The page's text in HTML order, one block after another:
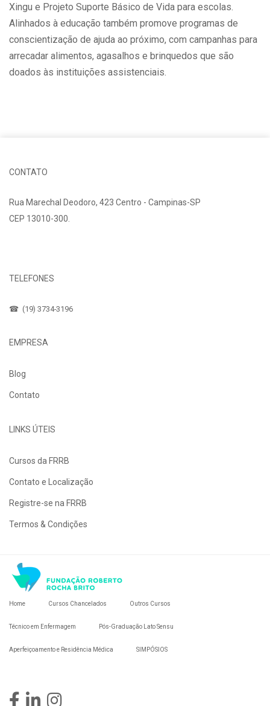
Xingu e Projeto Suporte Básico de Vida para escolas.
Alinhados à educação também promove programas de
conscientização de ajuda ao próximo, com campanhas para
arrecadar alimentos, agasalhos e brinquedos que são
doados às instituições assistenciais.
CONTATO
Rua Marechal Deodoro, 423 Centro - Campinas-SP
CEP 13010-300.
TELEFONES
☎ (19) 3734-3196
EMPRESA
Blog
Contato
LINKS ÚTEIS
Cursos da FRRB
Contato e Localização
Registre-se na FRRB
Termos & Condições
Home Cursos Chancelados Outros Cursos
Técnico em Enfermagem Pós-Graduação Lato Sensu
Aperfeiçoamento e Residência Médica SIMPÓSIOS